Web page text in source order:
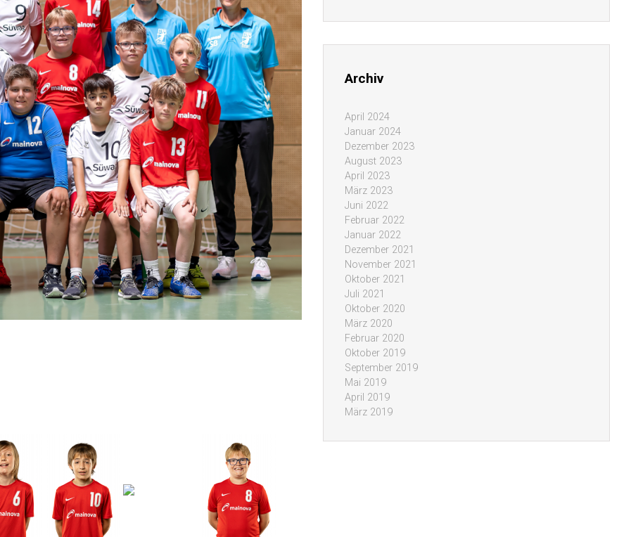
Archiv
April 2024
Januar 2024
Dezember 2023
August 2023
April 2023
März 2023
Juni 2022
Februar 2022
Januar 2022
Dezember 2021
November 2021
Oktober 2021
Juli 2021
Oktober 2020
März 2020
Februar 2020
Oktober 2019
September 2019
Mai 2019
April 2019
März 2019